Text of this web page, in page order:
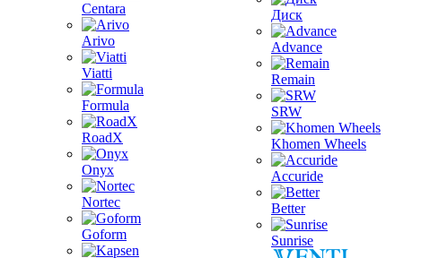
Centara
Arivo
Viatti
Formula
RoadX
Onyx
Nortec
Goform
Диск
Advance
Remain
SRW
Khomen Wheels
Accuride
Better
Sunrise